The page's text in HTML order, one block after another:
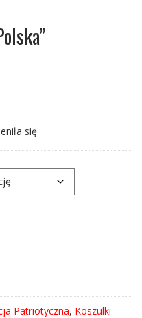
się
Patriotyczna, Koszulki